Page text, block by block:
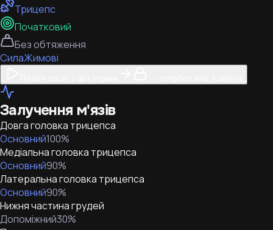
Трицепс
Початковий
Без обтяження
СилаЖимові
Залучення м'язів
Довга головка трицепса
Основний100%
Медіальна головка трицепса
Основний90%
Латеральна головка трицепса
Основний90%
Нижня частина грудей
Допоміжний30%